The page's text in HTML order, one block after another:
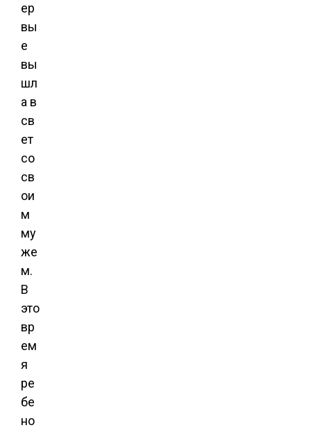
ер
вы
е
вы
шл
а в
св
ет
со
св
ои
м
му
же
м.
В
это
вр
ем
я
ре
бе
но